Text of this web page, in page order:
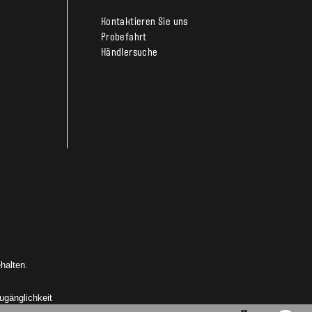
Kontaktieren Sie uns
Probefahrt
Händlersuche